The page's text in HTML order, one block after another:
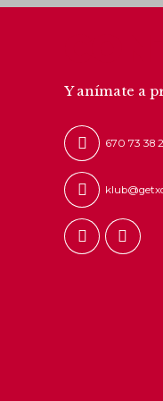
Y anímate a
670 73 38